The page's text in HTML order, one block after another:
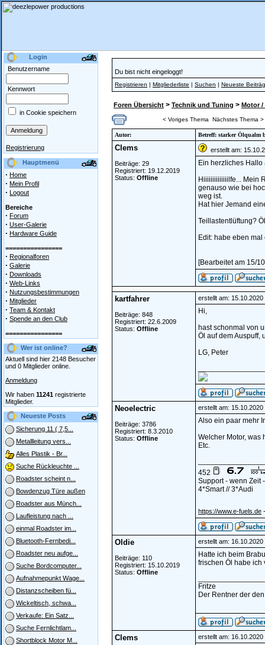
Login
Benutzername
Kennwort
in Cookie speichern
Registrierung
Hauptmenü
· Home
· Mein Profil
· Logout
Bereiche
· Forum
· User-Galerie
· Hardware Guide
================
· Regionalforen
· Galerie
· Downloads
· Web-Links
· Nutzungsbestimmungen
· Mitglieder
· Team & Kontakt
· Spende an den Club
================
Wer ist online?
Aktuell sind hier 2148 Besucher
und 0 Mitglieder online.
Anmeldung
Wir haben 11241 registrierte
Mitglieder.
Neueste Posts
Sicherung 11 ( 7,5...
Metallleitung vers...
Alles Plastik - Br...
Suche Rückleuchte ...
Roadster scheint n...
Bowdenzug Türe außen
Roadster aus Münch...
Laufleistung nach ...
einmal Roadster im...
Bluetooth-Fernbedi...
Roadster neu aufge...
Suche Bordcomputer...
Aufnahmepunkt Wage...
Distanzscheiben fü...
Wickeltisch, schwa...
Verkaufe: Ein Satz...
Suche Fernlichtlam...
Shortblock Motor M...
Du bist nicht eingeloggt!
Registrieren | Mitgliederliste | Suchen | Neueste
Foren Übersicht > Technik und Tuning > Motor /
< Voriges Thema Nächstes Thema >
Autor: Betreff: starker Ölqualm
Clems
Beiträge: 29
Registriert: 19.12.2019
Status: Offline
erstellt am:
Ein herzliches Hallo
Hiiiiiiiiiiiiiilfe... Mein
genauso wie bei
weg ist.
Hat hier Jemand
Teillastentlüftung?
Edit: habe eben
[Bearbeitet am 15/
kartfahrer
Beiträge: 848
Registriert: 22.6.2009
Status: Offline
erstellt am:
Hi,
hast schonmal von
Öl auf dem Auspuff,
LG, Peter
Neoelectric
Beiträge: 3786
Registriert: 8.3.2010
Status: Offline
erstellt am:
Also ein paar mehr
Welcher Motor, was
Etc.
452
Support - wenn Zeit
4*Smart // 3*Audi
https://www.e-fuels.de
Oldie
Beiträge: 110
Registriert: 15.10.2019
Status: Offline
erstellt am:
Hatte ich beim
frischen Öl habe ich
Fritze
Der Rentner der
Clems erstellt am: